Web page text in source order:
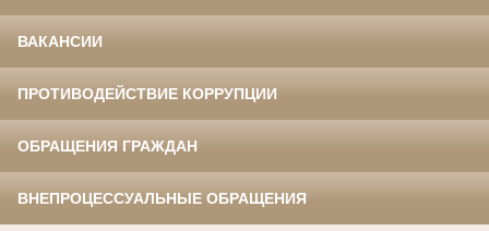
ВАКАНСИИ
ПРОТИВОДЕЙСТВИЕ КОРРУПЦИИ
ОБРАЩЕНИЯ ГРАЖДАН
ВНЕПРОЦЕССУАЛЬНЫЕ ОБРАЩЕНИЯ